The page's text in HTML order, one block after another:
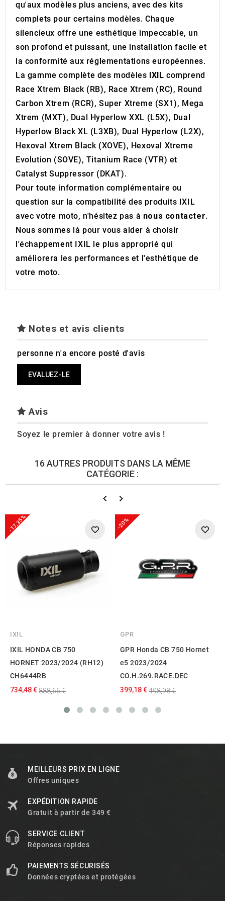
qu'aux modèles plus anciens, avec des kits
complets pour certains modèles. Chaque
silencieux offre une esthétique impeccable, un
son profond et puissant, une installation facile et
la conformité aux réglementations européennes.
La gamme complète des modèles IXIL comprend
Race Xtrem Black (RB), Race Xtrem (RC), Round
Carbon Xtrem (RCR), Super Xtreme (SX1), Mega
Xtrem (MXT), Dual Hyperlow XXL (L5X), Dual
Hyperlow Black XL (L3XB), Dual Hyperlow (L2X),
Hexoval Xtrem Black (XOVE), Hexoval Xtreme
Evolution (SOVE), Titanium Race (VTR) et
Catalyst Suppressor (DKAT).
Pour toute information complémentaire ou
question sur la compatibilité des produits IXIL
avec votre moto, n'hésitez pas à nous contacter.
Nous sommes là pour vous aider à choisir
l'échappement IXIL le plus approprié qui
améliorera les performances et l'esthétique de
votre moto.
Notes et avis clients
personne n'a encore posté d'avis
EVALUEZ-LE
Avis
Soyez le premier à donner votre avis !
16 AUTRES PRODUITS DANS LA MÊME
CATÉGORIE :
-17,35%
IXIL
IXIL HONDA CB 750
HORNET 2023/2024 (RH12)
CH6444RB
734,48 €888,66 €
-20%
GPR
GPR Honda CB 750 Hornet
e5 2023/2024
CO.H.269.RACE.DEC
399,18 €498,98 €
MEILLEURS PRIX EN LIGNE
Offres uniques
EXPÉDITION RAPIDE
Gratuit à partir de 349 €
SERVICE CLIENT
Réponses rapides
PAIEMENTS SÉCURISÉS
Données cryptées et protégées